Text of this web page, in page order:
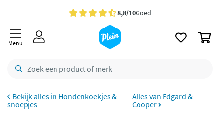
Gratisbezorging vanaf 35,- *
Bestelling uiterlijk woensdag
retourneren
CO2 neutraal bezorgd
Menu
Hondenkoekjes &
snoepjes
Alles van Edgard &
Cooper